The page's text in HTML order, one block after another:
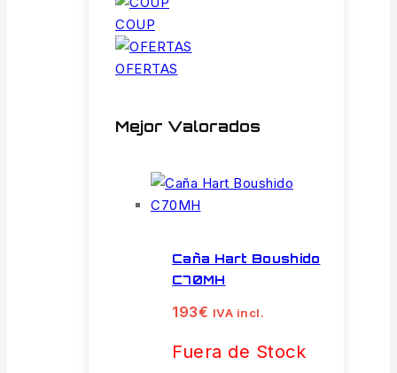
COUP
OFERTAS
Mejor Valorados
Caña Hart Boushido
C70MH
193€ IVA incl.
Fuera de Stock